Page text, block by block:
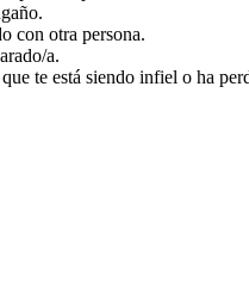
con otra persona.
a.
te está siendo infiel o ha